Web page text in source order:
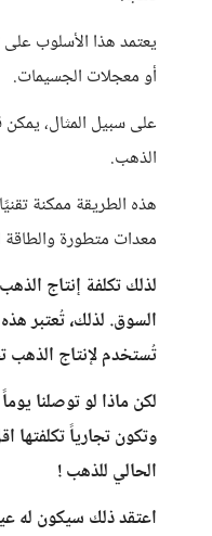
يعتمد هذا الأسلوب
أو معجلات الجسيمات.
على سبيل المثال، يمكن
الذهب.
هذه الطريقة ممكنة
معدات متطورة والطاقة
لذلك تكلفة إنتاج
السوق. لذلك، تُعتبر
تُستخدم لإنتاج الذهب
لكن ماذا لو توصلنا
وتكون تجارياً تكلفتها
الحالي للذهب !
اعتقد ذلك سيكون له